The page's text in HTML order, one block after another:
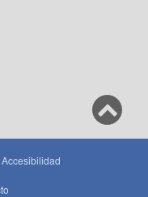
Accesibilidad